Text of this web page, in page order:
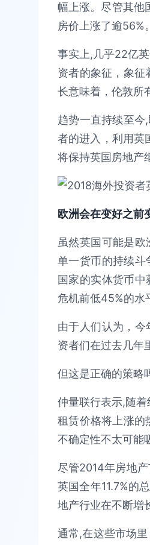
幅上涨。尽管其他
房价上涨了逾56%。
事实上,几乎22亿
资者的象征，象征
长意味着，伦敦所
趋势一直持续至今
者的进入，利用英
将保持英国房地产
欧洲会在变好之前
虽然英国可能是欧
单一货币的持续斗
国家的实体货币
危机前低45%的水
由于人们认为，
资者们在过去几年
但这是正确的策略
仲量联行表示,随
租赁价格将上涨的
不确定性不太可能
尽管2014年房地
英国全年11.7%的
地产行业在不断增
通常,在这些市场